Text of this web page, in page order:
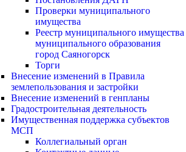
Проверки муниципального
имущества
Реестр муниципального имущества
муниципального образования
город Саяногорск
Торги
Внесение изменений в Правила
землепользования и застройки
Внесение изменений в генпланы
Градостроительная деятельность
Имущественная поддержка субъектов
МСП
Коллегиальный орган